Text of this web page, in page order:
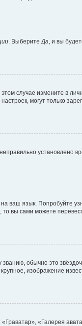
. ВыберитеДа, и вы
случае измените в
могут только
установлено
ваш язык. Попробуйте
то вы сами можете
обычно это
изображение
«Галерея